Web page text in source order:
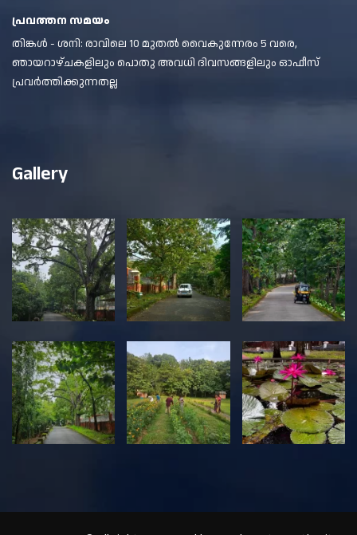
പ്രവത്തന സമയം
തിങ്കൾ - ശനി: രാവിലെ 10 മുതൽ വൈകുന്നേരം 5 വരെ,
ഞായറാഴ്ചകളിലും പൊതു അവധി ദിവസങ്ങളിലും ഓഫീസ്
പ്രവർത്തിക്കുന്നതല്ല
Gallery